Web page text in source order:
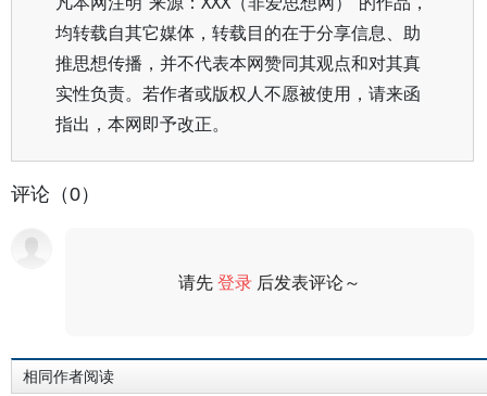
均转载自其它媒体，转载目的在于分享信息、助
推思想传播，并不代表本网赞同其观点和对其真
实性负责。若作者或版权人不愿被使用，请来函
指出，本网即予改正。
评论（0）
请先登录 后发表评论～
相同作者阅读